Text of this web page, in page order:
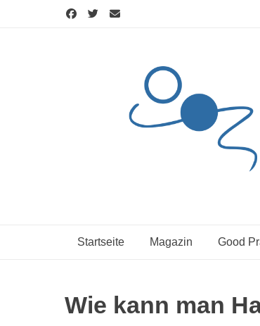
Startseite Magazin Good
Wie kann man